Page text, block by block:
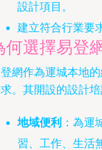
設計項目。
建立符合行業要
何選擇易登
網作為運城本地
。其開設的設計
地域便利 ：為運
習、工作、生活